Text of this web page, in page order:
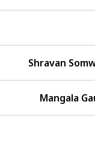
Shravan
Mangala